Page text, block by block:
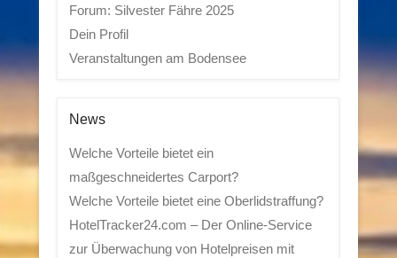
Forum: Silvester Fähre 2025
Dein Profil
Veranstaltungen am Bodensee
News
Welche Vorteile bietet ein
maßgeschneidertes Carport?
Welche Vorteile bietet eine Oberlidstraffung?
HotelTracker24.com – Der Online-Service
zur Überwachung von Hotelpreisen mit